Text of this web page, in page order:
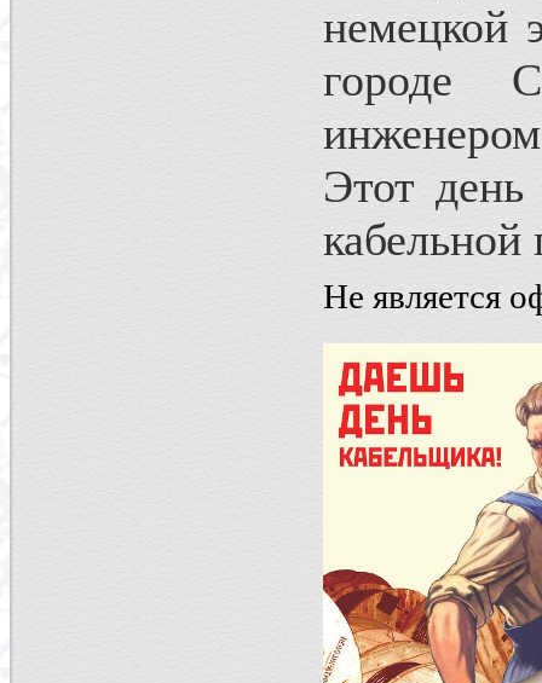
немецкой
городе
Этот день
Не является